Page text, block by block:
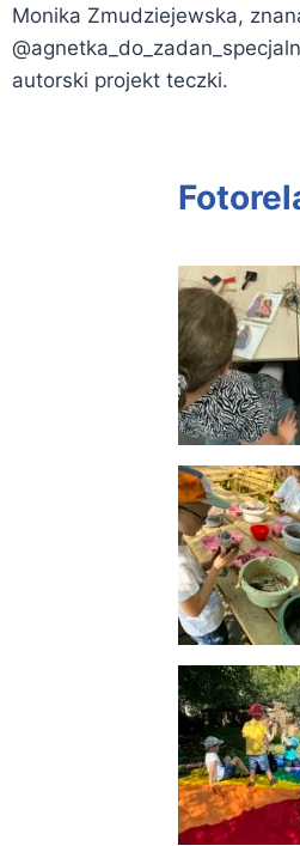
Monika Zmudziejewska,
autorski projekt teczki.